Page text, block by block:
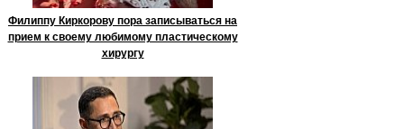
Филиппу Киркорову пора записываться на
прием к своему любимому пластическому
хирургу